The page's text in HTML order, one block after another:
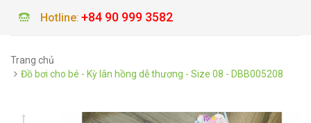
Hotline: +84 90 999 3582
Trang chủ
Đồ bơi cho bé - Kỳ lân hồng dễ thương - Size 08 - DBB005208